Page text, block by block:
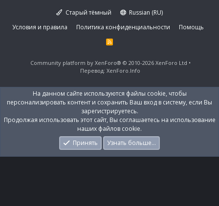
Старый тёмный
Russian (RU)
Условия и правила
Политика конфиденциальности Помощь
R
S
Community platform by XenForo® © 2010-2026 XenForo Ltd
Перевод: XenForo.Info
На данном сайте используются файлы cookie, чтобы
персонализировать контент и сохранить Ваш вход в систему, если Вы
зарегистрируетесь.
Продолжая использовать этот сайт, Вы соглашаетесь на использование
наших файлов cookie.
Принять
Узнать больше…